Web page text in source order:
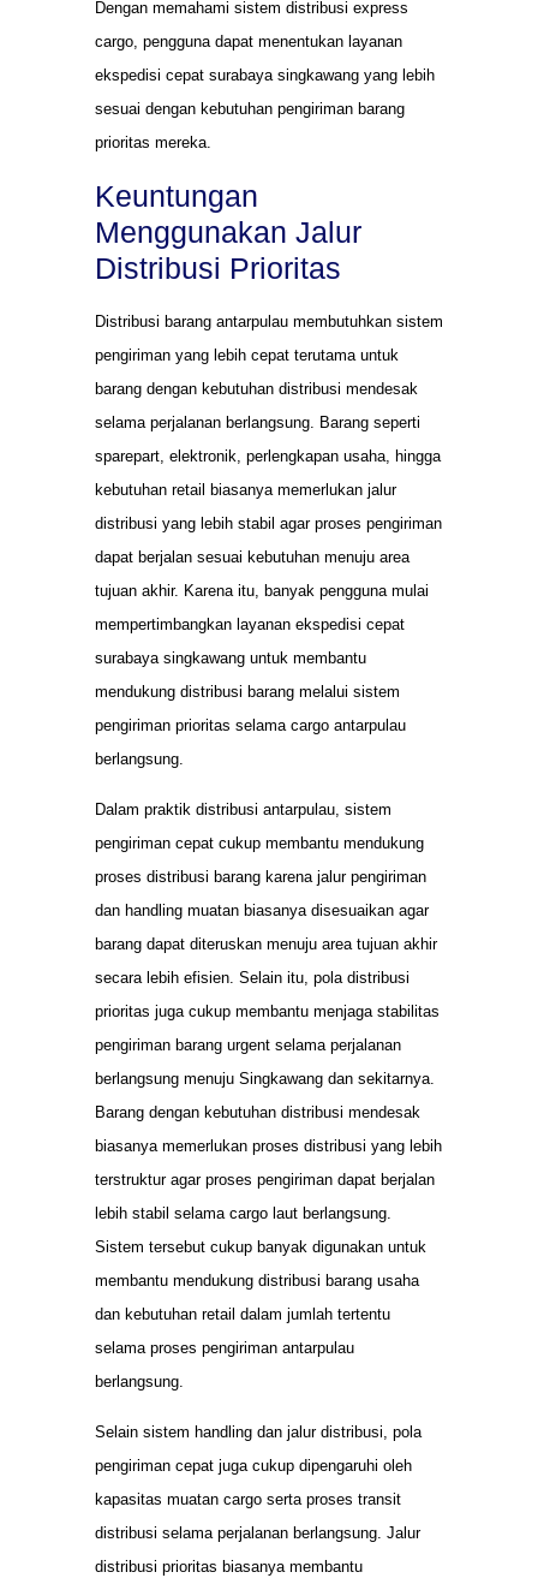
Dengan memahami sistem distribusi express
cargo, pengguna dapat menentukan layanan
ekspedisi cepat surabaya singkawang yang lebih
sesuai dengan kebutuhan pengiriman barang
prioritas mereka.
Keuntungan
Menggunakan Jalur
Distribusi Prioritas
Distribusi barang antarpulau membutuhkan sistem
pengiriman yang lebih cepat terutama untuk
barang dengan kebutuhan distribusi mendesak
selama perjalanan berlangsung. Barang seperti
sparepart, elektronik, perlengkapan usaha, hingga
kebutuhan retail biasanya memerlukan jalur
distribusi yang lebih stabil agar proses pengiriman
dapat berjalan sesuai kebutuhan menuju area
tujuan akhir. Karena itu, banyak pengguna mulai
mempertimbangkan layanan ekspedisi cepat
surabaya singkawang untuk membantu
mendukung distribusi barang melalui sistem
pengiriman prioritas selama cargo antarpulau
berlangsung.
Dalam praktik distribusi antarpulau, sistem
pengiriman cepat cukup membantu mendukung
proses distribusi barang karena jalur pengiriman
dan handling muatan biasanya disesuaikan agar
barang dapat diteruskan menuju area tujuan akhir
secara lebih efisien. Selain itu, pola distribusi
prioritas juga cukup membantu menjaga stabilitas
pengiriman barang urgent selama perjalanan
berlangsung menuju Singkawang dan sekitarnya.
Barang dengan kebutuhan distribusi mendesak
biasanya memerlukan proses distribusi yang lebih
terstruktur agar proses pengiriman dapat berjalan
lebih stabil selama cargo laut berlangsung.
Sistem tersebut cukup banyak digunakan untuk
membantu mendukung distribusi barang usaha
dan kebutuhan retail dalam jumlah tertentu
selama proses pengiriman antarpulau
berlangsung.
Selain sistem handling dan jalur distribusi, pola
pengiriman cepat juga cukup dipengaruhi oleh
kapasitas muatan cargo serta proses transit
distribusi selama perjalanan berlangsung. Jalur
distribusi prioritas biasanya membantu